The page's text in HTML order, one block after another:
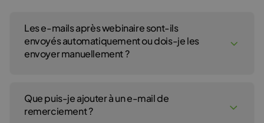
Les e-mails après webinaire sont-ils
envoyés automatiquement ou dois-je les
envoyer manuellement ?
reste. Cela concerne aussi bien l’e-mail de remerciement envoyé
aux participants que le message de suivi envoyé aux personnes
inscrites qui n’ont pas participé.
Que puis-je ajouter à un e-mail de
remerciement ?